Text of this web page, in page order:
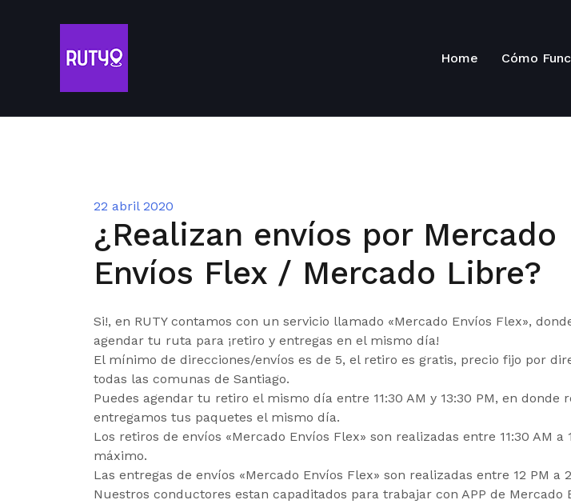
Home Cómo
22 abril 2020
¿Realizan envíos por Mercado
Envíos Flex / Mercado Libre?
Si!, en RUTY contamos con un servicio llamado «Mercado Envíos Flex»,
agendar tu ruta para ¡retiro y entregas en el mismo día!
El mínimo de direcciones/envíos es de 5, el retiro es gratis, precio fijo por
todas las comunas de Santiago.
Puedes agendar tu retiro el mismo día entre 11:30 AM y 13:30 PM, en donde
entregamos tus paquetes el mismo día.
Los retiros de envíos «Mercado Envíos Flex» son realizadas entre 11:30 AM a
máximo.
Las entregas de envíos «Mercado Envíos Flex» son realizadas entre 12 PM a
Nuestros conductores estan capaditados para trabajar con APP de Mercado